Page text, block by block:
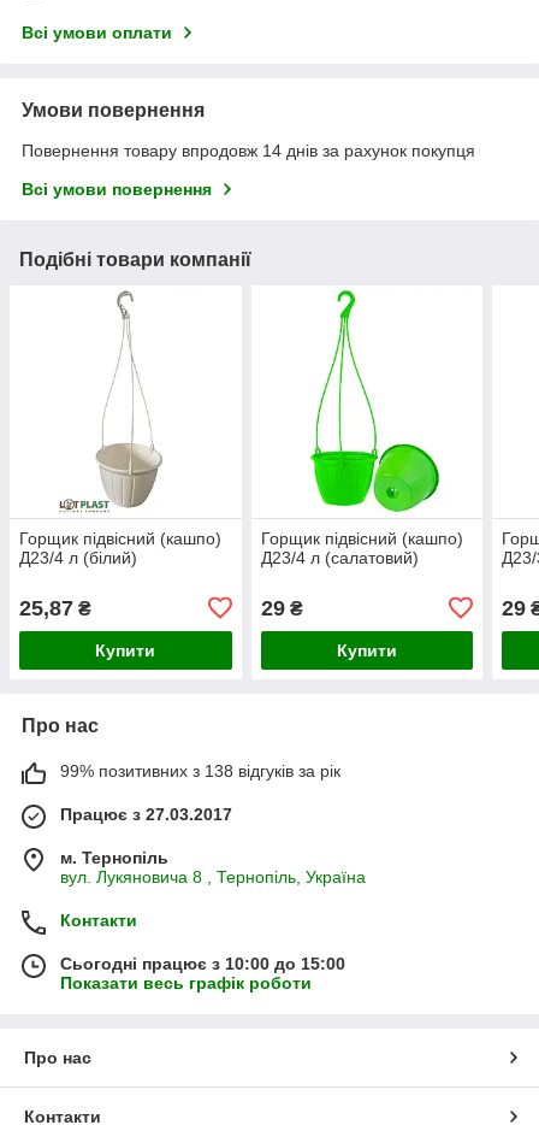
Всі умови оплати
Умови повернення
Повернення товару впродовж 14 днів за рахунок покупця
Всі умови повернення
Подібні товари компанії
Горщик підвісний (кашпо)
Д23/4 л (білий)
25,87 ₴
Купити
Горщик підвісний (кашпо)
Д23/4 л (салатовий)
29₴
Купити
29
Про нас
99% позитивних з 138 відгуків за рік
Працює з 27.03.2017
м. Тернопіль
вул. Лукяновича 8 , Тернопіль, Україна
Контакти
Сьогодні працює з 10:00 до 15:00
Показати весь графік роботи
Про нас
Контакти